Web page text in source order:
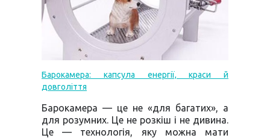
Барокамера: капсула енергії, краси й
довголіття
Барокамера — це не «для багатих», а
для розумних. Це не розкіш і не дивина.
Це — технологія, яку можна мати